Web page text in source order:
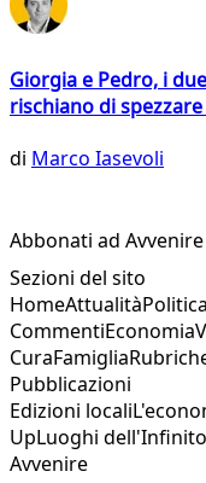
Giorgia e Pedro, i
rischiano di
di Marco Iasevoli
Abbonati ad Avvenire
Sezioni del sito
HomeAttualitàPolitica
CommentiEconomia
CuraFamiglia
Pubblicazioni
Edizioni locali
UpLuoghi dell'Infinito
Avvenire